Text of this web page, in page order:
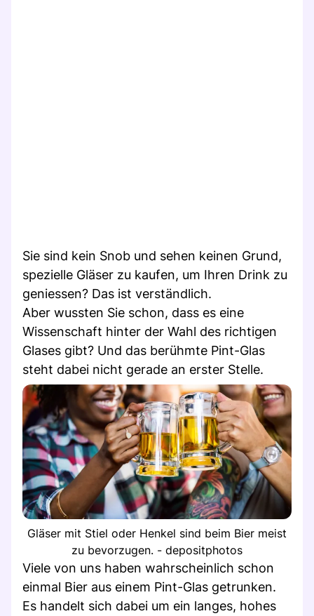
Sie sind kein Snob und sehen keinen Grund,
spezielle Gläser zu kaufen, um Ihren Drink zu
geniessen? Das ist verständlich.
Aber wussten Sie schon, dass es eine
Wissenschaft hinter der Wahl des richtigen
Glases gibt? Und das berühmte Pint-Glas
steht dabei nicht gerade an erster Stelle.
Gläser mit Stiel oder Henkel sind beim Bier meist
zu bevorzugen. - depositphotos
Viele von uns haben wahrscheinlich schon
einmal Bier aus einem Pint-Glas getrunken.
Es handelt sich dabei um ein langes, hohes